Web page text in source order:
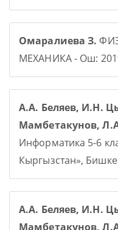
Омаралиева З.
МЕХАНИКА - Ош:
А.А. Беляев, И.Н.
Мамбетакунов,
Информатика 5-6
Кыргызстан»,
А.А. Беляев, И.Н.
Мамбетакунов,